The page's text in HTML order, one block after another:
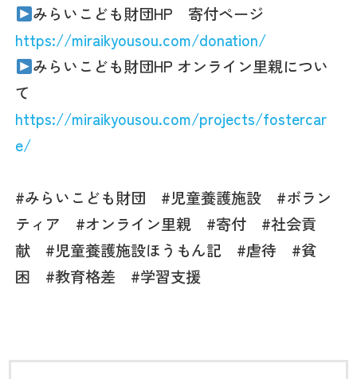
みらいこども財団HP 寄付ページ
https://miraikyousou.com/donation/
みらいこども財団HP オンライン里親につい
て
https://miraikyousou.com/projects/fostercar
e/
#みらいこども財団 #児童養護施設 #ボラン
ティア #オンライン里親 #寄付 #社会貢
献 #児童養護施設ほうもん記 #虐待 #貧
困 #教育格差 #学習支援